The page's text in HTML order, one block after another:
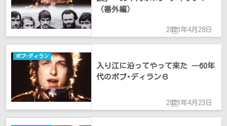
2021年4月28日
（番外編）
2021年4月23日
ボブ･ディラン
入り江に沿ってやって来た ―60年
代のボブ･ディラン６